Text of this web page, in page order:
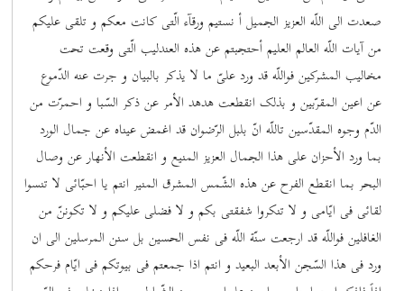
صعدت الی اللّه العزیز الجمیل أ نستیم ورقآء الّتی کانت معکم و تلقی علیکم
من آیات اللّه العالم العلیم أحتجبتم عن هذه العندلیب الّتی وقعت تحت
مخالیب المشرکین فواللّه قد ورد علیّ ما لا یذکر بالبیان و جرت عنه الدّموع
عن اعین المقرّبین و بذلک انقطعت هدهد الأمر عن ذکر السّبا و احمرّت من
الدّم وجوه المقدّسین تاللّه انّ بلبل الرّضوان قد اغمض عیناه عن جمال الورد
بما ورد الأحزان علی هذا الجمال العزیز المنیع و انقطعت الأنهار عن وصال
البحر بما انقطع الفرح عن هذه الشّمس المشرق المنیر انتم یا احبّائی لا تنسوا
لقائی فی ایّامی و لا تنکروا شفقتی بکم و لا فضلی علیکم و لا تکوننّ من
الغافلین فواللّه قد ارجعت سنّة اللّه فی نفس الحسین بل سنن المرسلین الی ان
ورد فی هذا السّجن الأبعد البعید و انتم اذا جمعتم فی بیوتکم فی ایّام فرحکم